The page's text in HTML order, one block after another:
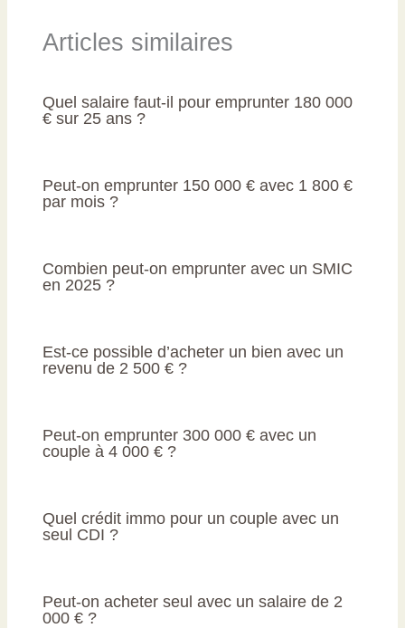
Articles similaires
Quel salaire faut-il pour emprunter 180 000
€ sur 25 ans ?
Peut-on emprunter 150 000 € avec 1 800 €
par mois ?
Combien peut-on emprunter avec un SMIC
en 2025 ?
Est-ce possible d’acheter un bien avec un
revenu de 2 500 € ?
Peut-on emprunter 300 000 € avec un
couple à 4 000 € ?
Quel crédit immo pour un couple avec un
seul CDI ?
Peut-on acheter seul avec un salaire de 2
000 € ?